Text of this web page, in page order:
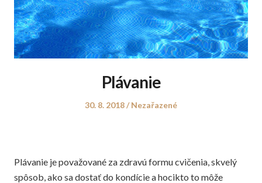
Plávanie
Posted
30. 8. 2018
Posted
Nezařazené
Plávanie je považované za zdravú formu cvičenia, skvelý
spôsob, ako sa dostať do kondície a hocikto to môže